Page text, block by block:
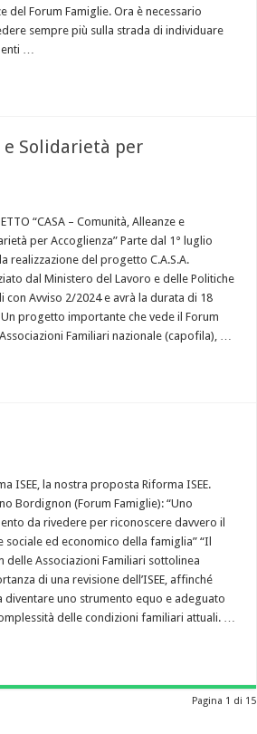
del Forum Famiglie. Ora è necessario
sempre più sulla strada di individuare
…
e Solidarietà per
“CASA – Comunità, Alleanze e
per Accoglienza” Parte dal 1° luglio
realizzazione del progetto C.A.S.A.
dal Ministero del Lavoro e delle Politiche
con Avviso 2/2024 e avrà la durata di 18
progetto importante che vede il Forum
Familiari nazionale (capofila), …
ISEE, la nostra proposta Riforma ISEE.
Bordignon (Forum Famiglie): “Uno
da rivedere per riconoscere davvero il
sociale ed economico della famiglia” “Il
delle Associazioni Familiari sottolinea
di una revisione dell’ISEE, affinché
diventare uno strumento equo e adeguato
delle condizioni familiari attuali. …
Pagina 1 di 15